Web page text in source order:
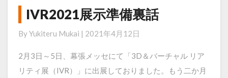
IVR2021
準
備
IVR2021展示準備裏話
ByYukiteru Mukai | 2021年4月12日
2月3日～5日、幕張メッセにて「3D＆バーチャル リア
リティ展（IVR）」に出展しておりました。もう二か月